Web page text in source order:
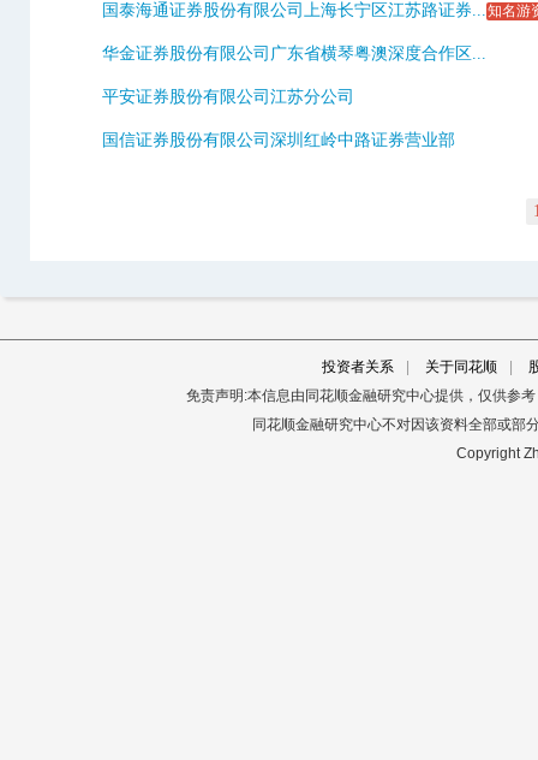
国泰海通证券股份有限公司上海长宁区江苏路证券...知名游
华金证券股份有限公司广东省横琴粤澳深度合作区...
平安证券股份有限公司江苏分公司
国信证券股份有限公司深圳红岭中路证券营业部
投资者关系 关于同花顺
免责声明:本信息由同花顺金融研究中心提供，仅供参
同花顺金融研究中心不对因该资料全部或部
Copyright